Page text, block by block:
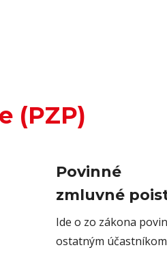
(PZP)
Povinné
zmluvné
Ide o zo zákona
ostatným